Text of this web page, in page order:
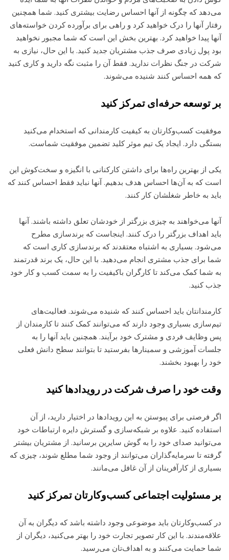
می‌دهد که چگونه از آنها احساس رضایت بیشتری کنید. شما همچنین
رفتار آنها را درک خواهید کرد و راهی برای برآورده کردن خواسته‌های
آنها پیدا خواهید کرد. بهترین بخش این است که شما مجبور نخواهید
بود پول زیادی صرف جذب مشتریان جدید کنید. با این حال، نیازی به
شرکت در جنگ نظرات ندارید. فقط آن را مثبت نگه دارید و کاری کنید
که همه احساس کنند شنیده می‌شوند.
بر توسعه حرفه‌ای تمرکز کنید
موفقیت کسب‌وکارتان به کیفیت کارمندانی که استخدام می‌کنید
بستگی دارد. ایجاد یک تیم موثر کلید تضمین موفقیت شماست.
یکی از بهترین راه‌ها برای داشتن کارکنانی با انگیزه و سخت‌کوش این
است که به آن‌ها احساس هدف بدهیم. آنها نباید فقط احساس کنند که
باید به خاطر شغلشان کار کنند.
آنها می‌خواهند به چیزی بزرگتر از خودشان تعلق داشته باشند. آنها
باید اهداف بزرگتر را درک کنند. اینجاست که برندسازی مطرح
می‌شود. بسیاری به اشتباه معتقدند که برندسازی کاری است که
شما برای جذب مشتری انجام می‌دهید. با این حال، یک برند قدرتمند
به شما کمک می‌کند تا کارگران باکیفیت را به سمت کسب و کار خود
جذب کنید.
کارمندانتان باید احساس کنند که شنیده می‌شوند. فعالیت‌های
تیم‌سازی بسیاری وجود دارند که می‌توانند کمک کنند تا کارمندان از
پس وظایف فردی و مشترک خود برآیند. همچنین باید آنها را به
جلسات آموزشی و سمینارها بفرستید تا بتوانند سطح دانش فعلی
خود را بهبود بخشند.
وقت خود را صرف شرکت در رویدادها کنید
اگر فرصتی برای پیوستن به این رویدادها در اختیار دارید، از آن
استفاده کنید. علاوه بر شبکه‌سازی و گسترش دایره ارتباطات خود
می‌توانید صدای خود را به گوش سایرین برسانید. از مشتریان بیشتر
گرفته تا سرمایه‌گذاران می‌توانند از وجود شما مطلع شوند، چیزی که
بسیاری از کارآفرینان از آن غافل می‌مانند.
بر مسئولیت اجتماعی کسب‌وکارتان تمرکز کنید
در کسب‌وکارتان باید موضوعی وجود داشته باشد که دیگران به آن
علاقه‌مندند. با این کار تصویر تجارت خود را بهتر می‌کنید، دیگران از
شما حمایت می‌کنند و به اهداف‌تان می‌رسید.